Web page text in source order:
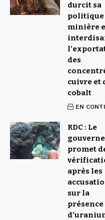
durcit sa
politique
minière
des
cuivre et
cobalt
EN
RDC : Le
promet
après les
sur la
présence